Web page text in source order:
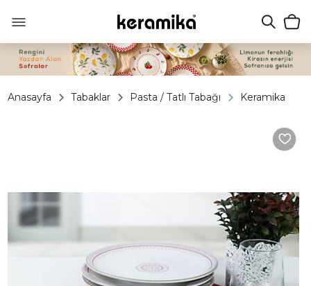
Anasayfa Tabaklar Pasta / Tatlı Tabağı Keramika